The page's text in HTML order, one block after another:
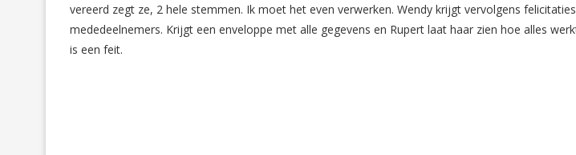
vereerd zegt ze, 2 hele stemmen. Ik moet het even verwerken. Wendy krijgt vervolgens
mededeelnemers. Krijgt een enveloppe met alle gegevens en Rupert laat haar zien hoe alles
is een feit.